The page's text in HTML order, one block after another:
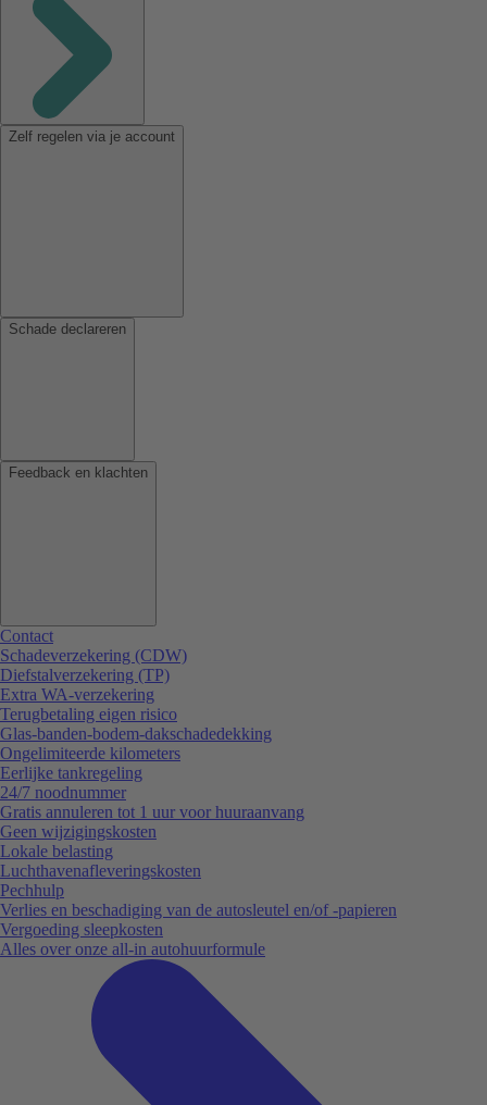
Zelf regelen via je account
Schade declareren
Feedback en klachten
Contact
Schadeverzekering (CDW)
Diefstalverzekering (TP)
Extra WA-verzekering
Terugbetaling eigen risico
Glas-banden-bodem-dakschadedekking
Ongelimiteerde kilometers
Eerlijke tankregeling
24/7 noodnummer
Gratis annuleren tot 1 uur voor huuraanvang
Geen wijzigingskosten
Lokale belasting
Luchthavenafleveringskosten
Pechhulp
Verlies en beschadiging van de autosleutel en/of -papieren
Vergoeding sleepkosten
Alles over onze all-in autohuurformule